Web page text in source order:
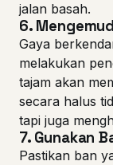
jalan basah.
6.
Gaya
melakukan
tajam akan
secara halus
tapi juga
7. Gunakan
Pastikan ban